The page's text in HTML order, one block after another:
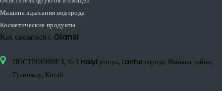
Домашний очиститель воздуха
Машина водорода
Водородная водяная машина